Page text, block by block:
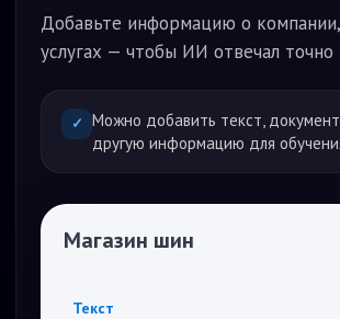
Добавьте информацию о
услугах — чтобы ИИ отвечал точно
✓ Можно добавить текст,
другую информацию для
Магазин шин
Текст